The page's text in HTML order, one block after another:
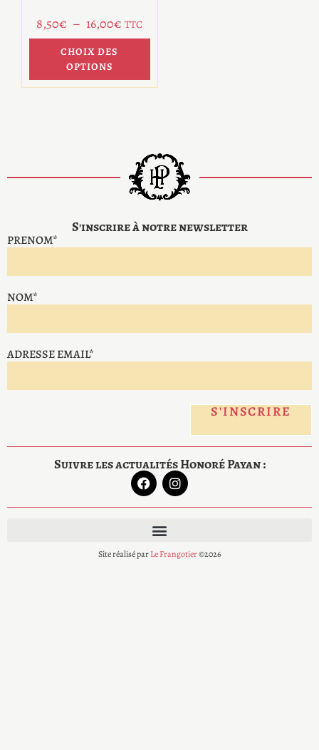
8,50€ – 16,00€ TTC
CHOIX DES
OPTIONS
S'inscrire à notre newsletter
PRENOM*
NOM*
ADRESSE EMAIL*
Suivre les actualités Honoré Payan :
Site réalisé parLe Frangotier©2026